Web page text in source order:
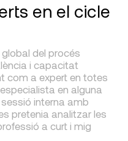
en el cicle
global del procés
i capacitat
com a expert en totes
en alguna
sessió interna amb
pretenia analitzar les
a curt i mig